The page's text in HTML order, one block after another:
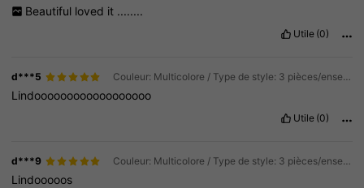
Beautiful loved it ........
Utile (0)
d***5 Couleur: Multicolore / Type de style: 3 pièces/ensembles-or
Lindoooooooooooooooooo
Utile (0)
d***9 Couleur: Multicolore / Type de style: 3 pièces/ensembles-or
Lindooooos